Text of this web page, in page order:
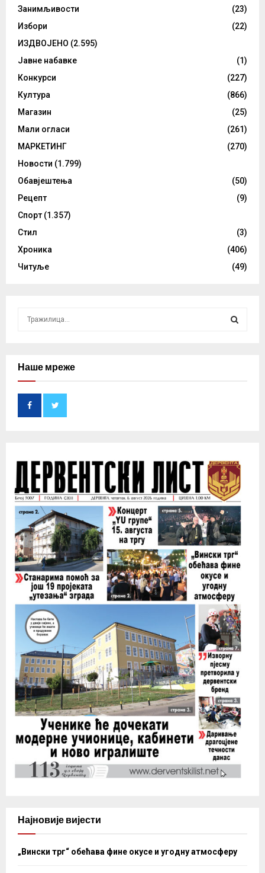
Занимљивости
(23)
Избори
(22)
ИЗДВОЈЕНО (2.595)
Јавне набавке
(1)
Конкурси
(227)
Култура
(866)
Магазин
(25)
Мали огласи
(261)
МАРКЕТИНГ
(270)
Новости (1.799)
Обавјештења
(50)
Рецепт
(9)
Спорт (1.357)
Стил
(3)
Хроника
(406)
Читуље
(49)
c
H
Наше мреже
Најновије вијести
„Вински трг“ обећава фине окусе и угодну атмосферу